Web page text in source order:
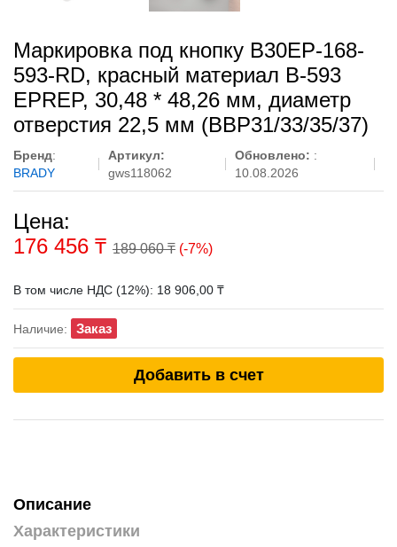
Маркировка под кнопку B30EP-168-
593-RD, красный материал B-593
EPREP, 30,48 * 48,26 мм, диаметр
отверстия 22,5 мм (BBP31/33/35/37)
Бренд:
BRADY
Артикул:
gws118062
Обновлено: :
10.08.2026
Цена:
176 456 ₸ 189 060 ₸ (-7%)
В том числе НДС (12%): 18 906,00 ₸
Наличие: Заказ
Добавить в счет
Описание
Характеристики